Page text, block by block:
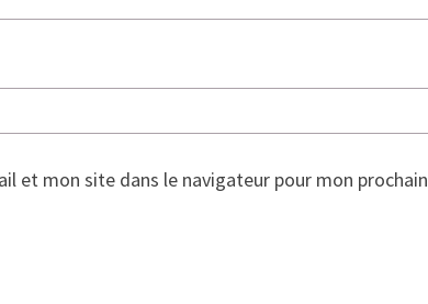
et mon site dans le navigateur pour mon prochain